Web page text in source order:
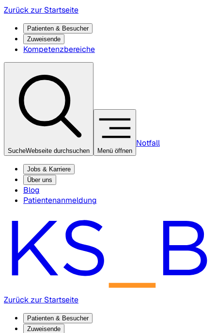
Zurück zur Startseite
Patienten & Besucher
Zuweisende
Kompetenzbereiche
SucheWebseite durchsuchen Menü öffnen
Notfall
Jobs & Karriere
Über uns
Blog
Patientenanmeldung
Zurück zur Startseite
Patienten & Besucher
Zuweisende